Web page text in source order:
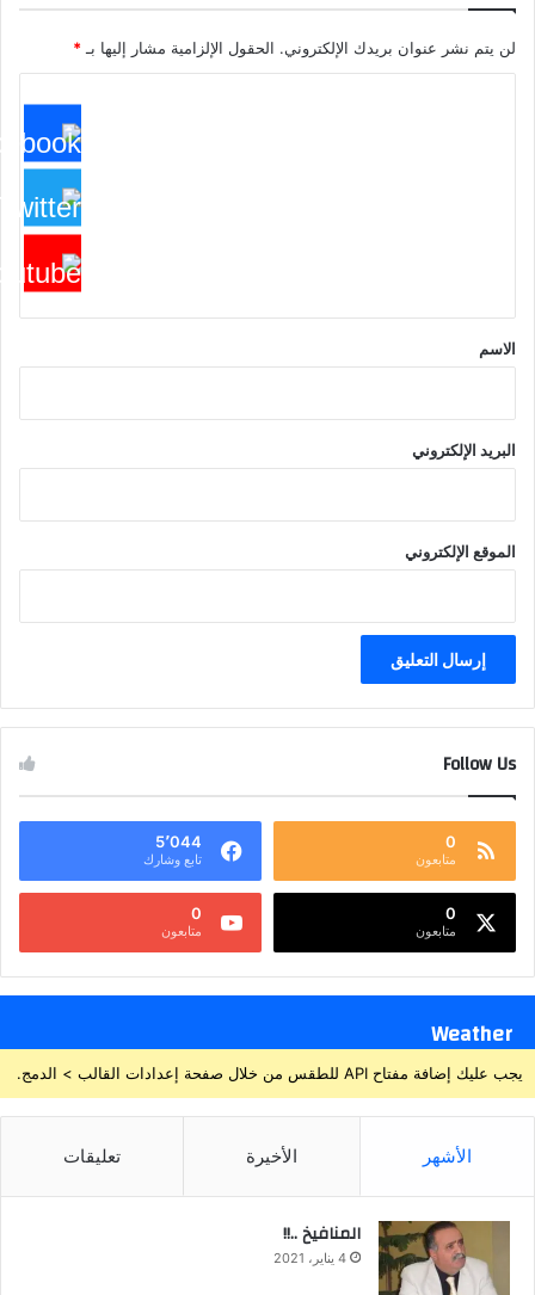
لن يتم نشر عنوان بريدك الإلكتروني. الحقول الإلزامية مشار إليها بـ*
*
الاسم
البريد الإلكتروني
الموقع الإلكتروني
Follow Us
0
متابعون
5٬044
تابع وشارك
0
متابعون
0
متابعون
Weather
يجب عليك إضافة مفتاح API للطقس من خلال صفحة إعدادات القالب > الدمج.
الأشهر الأخيرة تعليقات
المنافيخ ..!!
4 يناير، 2021